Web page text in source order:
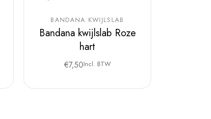
BANDANA KWIJLSLAB
Bandana kwijlslab Roze
hart
€7,50Incl. BTW